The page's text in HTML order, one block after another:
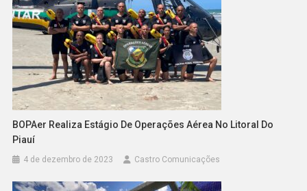
BOPAer Realiza Estágio De Operações Aérea No Litoral Do
Piauí
4 de dezembro de 2023 Castro Comunicações